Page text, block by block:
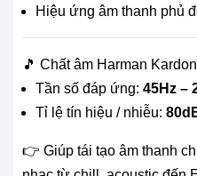
Hiệu ứng âm thanh phủ
🎵 Chất âm Harman
Tần số đáp ứng: 45Hz –
Tỉ lệ tín hiệu / nhiễu:
👉 Giúp tái tạo âm thanh